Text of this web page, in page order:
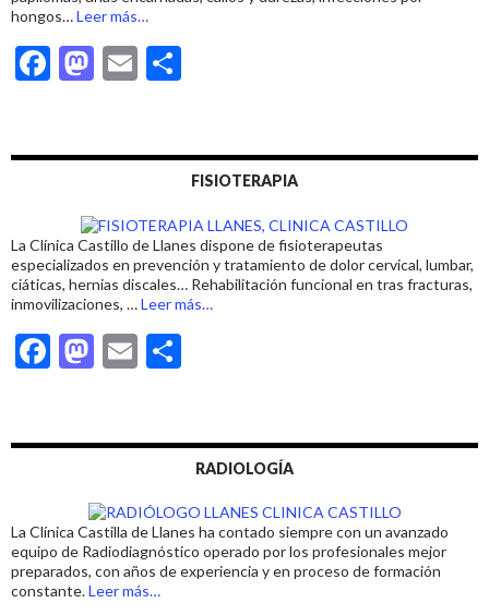
hongos…Leer más
«PODÓLOGO
EN
…
F
b
o
k
M
d
n
E
l
p
ti
r
FISIOTERAPIA
La Clínica Castillo de Llanes dispone de fisioterapeutas
especializados en prevención y tratamiento de dolor cervical, lumbar,
ciáticas, hernias discales… Rehabilitación funcional en tras fracturas,
inmovilizaciones, …Leer más…
F
b
o
k
M
d
n
E
l
p
ti
r
RADIOLOGÍA
La Clínica Castilla de Llanes ha contado siempre con un avanzado
equipo de Radiodiagnóstico operado por los profesionales mejor
preparados, con años de experiencia y en proceso de formación
constante.Leer más…